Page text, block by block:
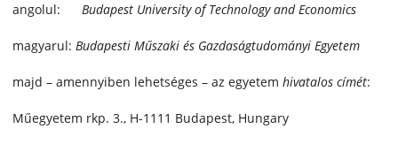
angolul: Budapest University of Technology and Economics
magyarul: Budapesti Műszaki és Gazdaságtudományi Egyetem
majd – amennyiben lehetséges – az egyetem hivatalos címét:
Műegyetem rkp. 3., H-1111 Budapest, Hungary